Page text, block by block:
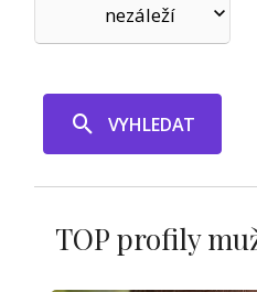
nezáleží
VYHLEDAT
TOP profily